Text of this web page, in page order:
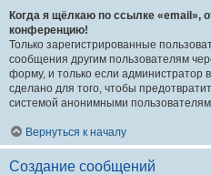
Когда я щёлкаю по ссылке «email»,
конференцию!
Только зарегистрированные
сообщения другим пользователям
форму, и только если администратор
сделано для того, чтобы
системой анонимными
Вернуться к началу
Создание сообщений